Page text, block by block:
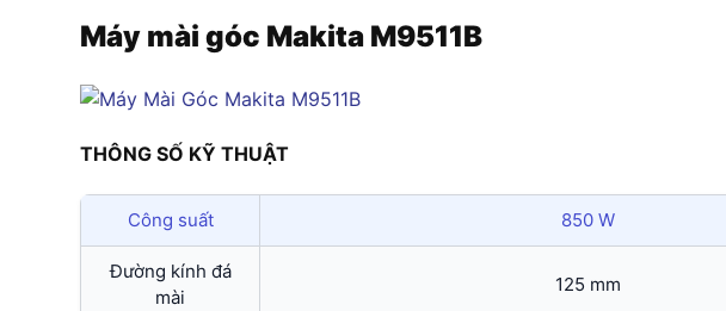
Máy mài góc Makita M9511B
THÔNG SỐ KỸ THUẬT
Công suất 850 W
Đường kính đá
mài
125 mm